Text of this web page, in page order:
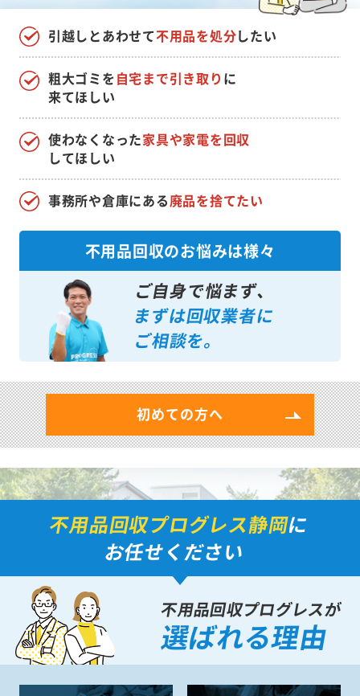
引越しとあわせて不用品を処分したい
使わなくなった家具や家電を回収
してほしい
粗大ゴミを自宅まで引き取り に
来てほしい
事務所や倉庫にある廃品を捨てたい
不用品回収のお悩みは様々
ご自身で悩まず、
まずは回収業者に
ご相談を。
初めての方へ
不用品回収プログレス静岡に
お任せください
不用品回収プログレスが
選ばれる理由